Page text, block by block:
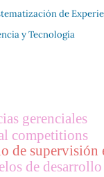
de
y Tecnología
de desarrollo
de supervisión
competitions
gerenciales